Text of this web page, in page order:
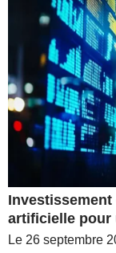
artificielle pour
Le 26 septembre